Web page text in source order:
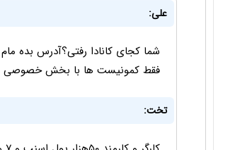
علی:
شما کجای کانادا رفتی؟آدرس بده
فقط کمونيست ها با بخش
تخت: